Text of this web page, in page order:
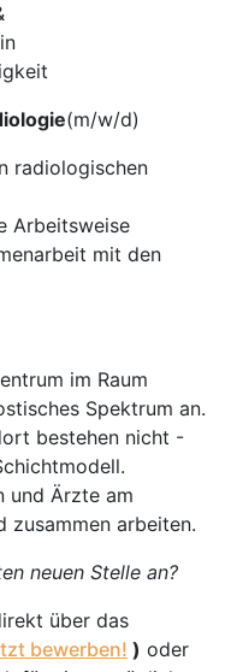
(m/w/d)
radiologischen
Arbeitsweise
mit den
im Raum
Spektrum an.
bestehen nicht -
und Ärzte am
zusammen arbeiten.
neuen Stelle an?
über das
bewerben! ) oder